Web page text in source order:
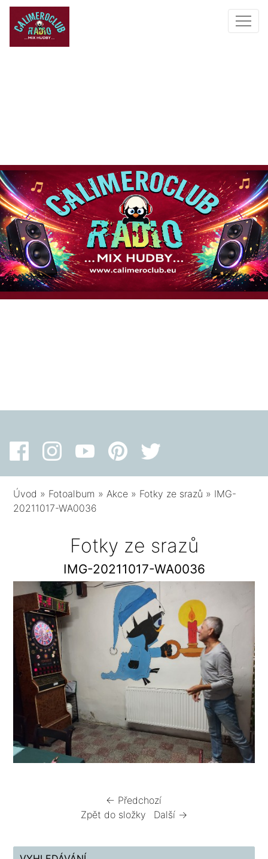
Úvod » Fotoalbum »Akce » Fotky ze srazů » IMG-
20211017-WA0036
Fotky ze srazů
IMG-20211017-WA0036
← Předchozí
Zpět do složky
Další →